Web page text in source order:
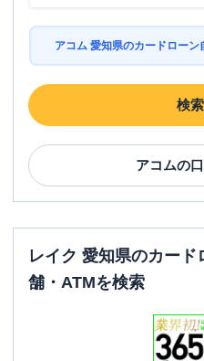
アコム 愛知県のカードロー
検
アコムの
レイク 愛知県のカー
舗・ATMを検索